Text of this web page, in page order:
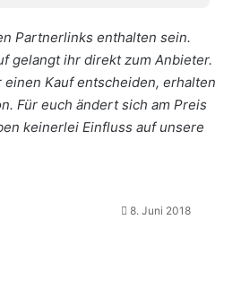
Partnerlinks enthalten sein.
gelangt ihr direkt zum Anbieter.
Kauf entscheiden, erhalten
Für euch ändert sich am Preis
keinerlei Einfluss auf unsere
8. Juni 2018